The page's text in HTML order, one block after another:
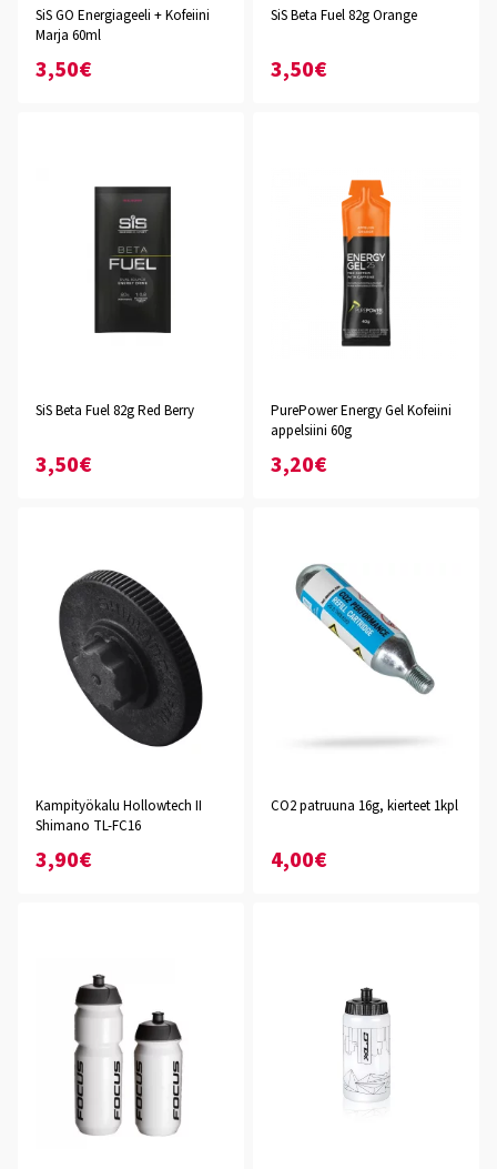
SiS GO Energiageeli + Kofeiini
Marja 60ml
3,50€
SiS Beta Fuel 82g Orange
3,50€
SiS Beta Fuel 82g Red Berry
3,50€
PurePower Energy Gel Kofeiini
appelsiini 60g
3,20€
Kampityökalu Hollowtech II
Shimano TL-FC16
3,90€
CO2 patruuna 16g, kierteet 1kpl
4,00€